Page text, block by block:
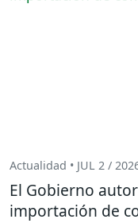
Actualidad • JUL 2 /
El Gobierno
importación de